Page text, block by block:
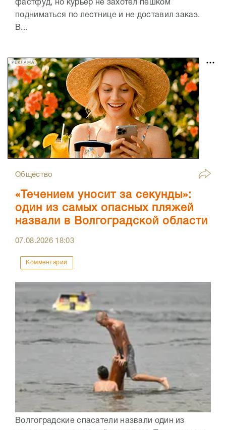
фастфуд, но курьер не захотел пешком
подниматься по лестнице и не доставил заказ.
В...
РЕКЛАМА
Общество
«Течением уносит за секунды»:
один из самых опасных пляжей
назвали в Волгоградской области
07.08.2026 18:03
Комментарии
Волгоградские спасатели назвали один из